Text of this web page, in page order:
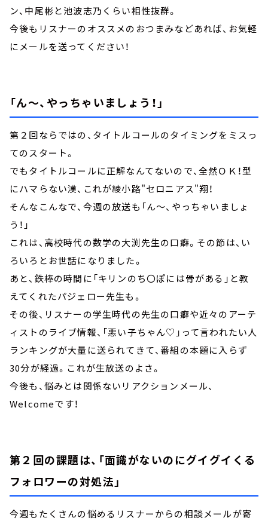
ン、中尾彬と池波志乃くらい相性抜群。
今後もリスナーのオススメのおつまみなどあれば、お気軽
にメールを送ってください！
「ん～、やっちゃいましょう！」
第２回ならではの、タイトルコールのタイミングをミスっ
てのスタート。
でもタイトルコールに正解なんてないので、全然ＯＫ！型
にハマらない漢、これが綾小路"セロニアス"翔！
そんなこんなで、今週の放送も「ん～、やっちゃいましょ
う！」
これは、高校時代の数学の大渕先生の口癖。その節は、い
ろいろとお世話になりました。
あと、鉄棒の時間に「キリンのち〇ぽには骨がある」と教
えてくれたパジェロー先生も。
その後、リスナーの学生時代の先生の口癖や近々のアーテ
ィストのライブ情報、「悪い子ちゃん♡」って言われたい人
ランキングが大量に送られてきて、番組の本題に入らず
30分が経過。これが生放送のよさ。
今後も、悩みとは関係ないリアクションメール、
Welcomeです！
第２回の課題は、「面識がないのにグイグイくる
フォロワーの対処法」
今週もたくさんの悩めるリスナーからの相談メールが寄